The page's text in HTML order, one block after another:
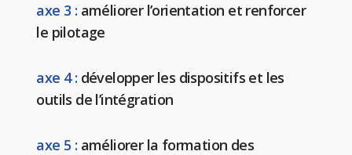
axe 3 : améliorer l’orientation et renforcer
le pilotage
axe 4 : développer les dispositifs et les
outils de l’intégration
axe 5 : améliorer la formation des